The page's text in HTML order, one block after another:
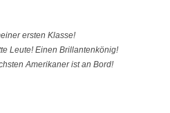
ersten Klasse!
Leute! Einen Brillantenkönig!
Amerikaner ist an Bord!